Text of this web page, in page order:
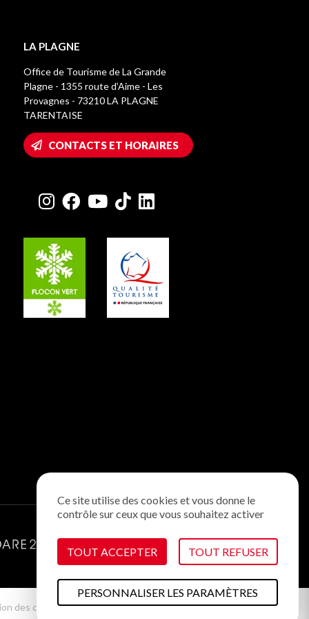
LA PLAGNE
Office de Tourisme de La Grande
Plagne - 1355 route d’Aime - Les
Provagnes - 73210 LA PLAGNE
TARENTAISE
CONTACTS ET HORAIRES
des cookies
Ce site utilise des cookies et vous donne le
contrôle sur ceux que vous souhaitez activer
TOUT ACCEPTER TOUT REFUSER
PERSONNALISER LES PARAMÈTRES